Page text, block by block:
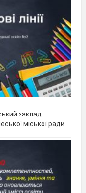
заклад
міської ради